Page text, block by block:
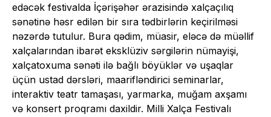
edəcək festivalda İçərişəhər ərazisində xalçaçılıq
sənətinə həsr edilən bir sıra tədbirlərin keçirilməsi
nəzərdə tutulur. Bura qədim, müasir, eləcə də müəllif
xalçalarından ibarət eksklüziv sərgilərin nümayişi,
xalçatoxuma sənəti ilə bağlı böyüklər və uşaqlar
üçün ustad dərsləri, maarifləndirici seminarlar,
interaktiv teatr tamaşası, yarmarka, muğam axşamı
və konsert proqramı daxildir. Milli Xalça Festivalı